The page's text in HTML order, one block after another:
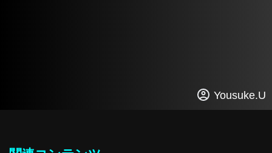
Yousuke.U